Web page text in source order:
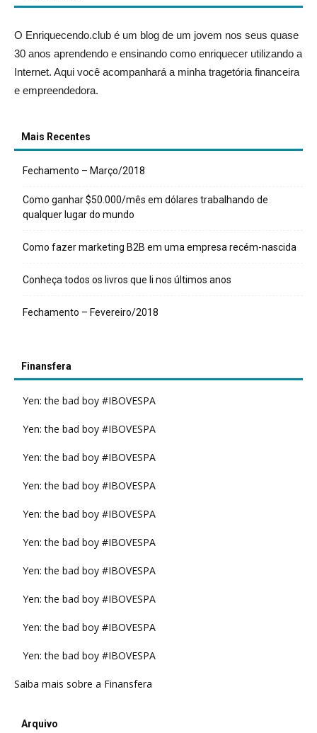
O Enriquecendo.club é um blog de um jovem nos seus quase
30 anos aprendendo e ensinando como enriquecer utilizando a
Internet. Aqui você acompanhará a minha tragetória financeira
e empreendedora.
Mais Recentes
Fechamento – Março/2018
Como ganhar $50.000/mês em dólares trabalhando de
qualquer lugar do mundo
Como fazer marketing B2B em uma empresa recém-nascida
Conheça todos os livros que li nos últimos anos
Fechamento – Fevereiro/2018
Finansfera
Yen: the bad boy #IBOVESPA
Yen: the bad boy #IBOVESPA
Yen: the bad boy #IBOVESPA
Yen: the bad boy #IBOVESPA
Yen: the bad boy #IBOVESPA
Yen: the bad boy #IBOVESPA
Yen: the bad boy #IBOVESPA
Yen: the bad boy #IBOVESPA
Yen: the bad boy #IBOVESPA
Yen: the bad boy #IBOVESPA
Saiba mais sobre a Finansfera
Arquivo